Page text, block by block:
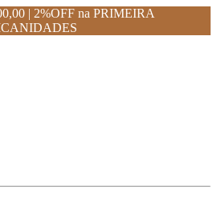
| 2%OFF na PRIMEIRA